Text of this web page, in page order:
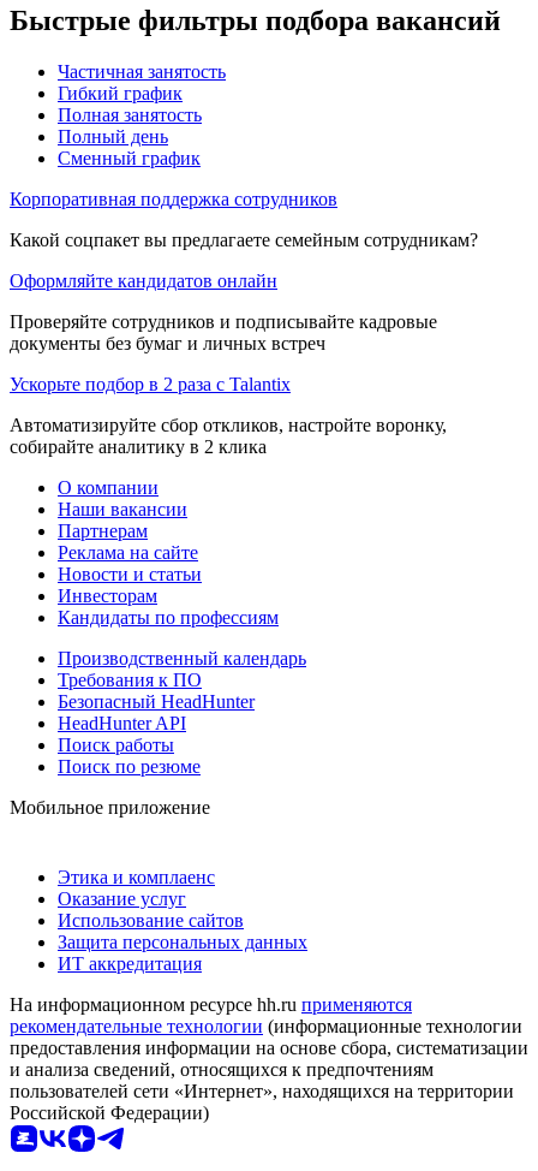
Быстрые фильтры подбора вакансий
Частичная занятость
Гибкий график
Полная занятость
Полный день
Сменный график
Корпоративная поддержка сотрудников
Какой соцпакет вы предлагаете семейным сотрудникам?
Оформляйте кандидатов онлайн
Проверяйте сотрудников и подписывайте кадровые
документы без бумаг и личных встреч
Ускорьте подбор в 2 раза с Talantix
Автоматизируйте сбор откликов, настройте воронку,
собирайте аналитику в 2 клика
О компании
Наши вакансии
Партнерам
Реклама на сайте
Новости и статьи
Инвесторам
Кандидаты по профессиям
Производственный календарь
Требования к ПО
Безопасный HeadHunter
HeadHunter API
Поиск работы
Поиск по резюме
Мобильное приложение
Этика и комплаенс
Оказание услуг
Использование сайтов
Защита персональных данных
ИТ аккредитация
На информационном ресурсе hh.ru применяются
рекомендательные технологии (информационные технологии
предоставления информации на основе сбора, систематизации
и анализа сведений, относящихся к предпочтениям
пользователей сети «Интернет», находящихся на территории
Российской Федерации)